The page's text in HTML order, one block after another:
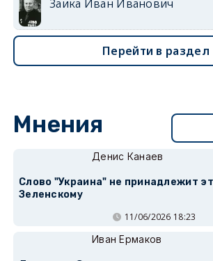
Заика Иван Иванович
Перейти в раздел
Мнения
Денис Канаев
Слово "Украина" не принадлежит
Зеленскому
11/06/2026 18:23
Иван Ермаков